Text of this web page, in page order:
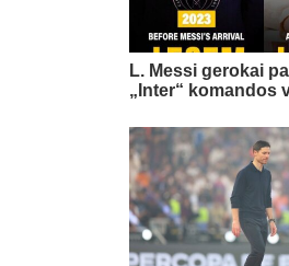
L. Messi gerokai
„Inter“ komandos